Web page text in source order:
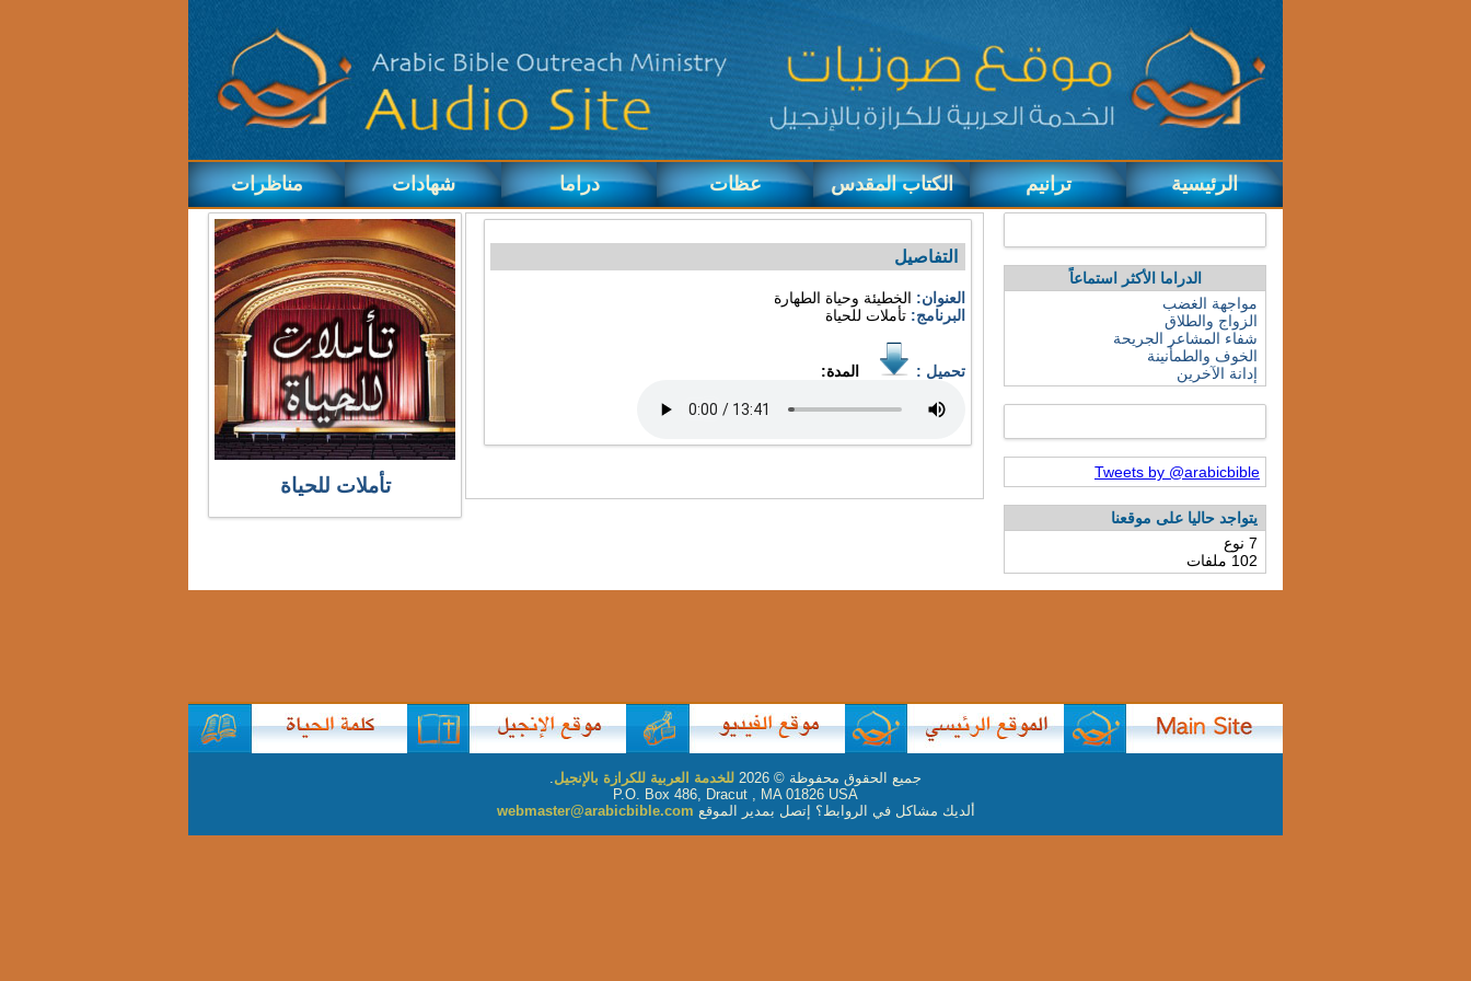
الرئيسية ترانيم الكتاب المقدس عظات دراما شهادات مناظرات
الدراما الأكثر استماعاً
مواجهة الغضب
الزواج والطلاق
شفاء المشاعر الجريحة
الخوف والطمأنينة
إدانة الآخرين
Tweets by @arabicbible
يتواجد حاليا على موقعنا
7 نوع
102 ملفات
التفاصيل
العنوان: الخطيئة وحياة الطهارة
البرنامج: تأملات للحياة
تحميل : المدة:
تأملات للحياة
جميع الحقوق محفوظة © 2026 للخدمة العربية للكرازة بالإنجيل.
P.O. Box 486, Dracut , MA 01826 USA
ألديك مشاكل في الروابط؟ إتصل بمدير الموقع webmaster@arabicbible.com